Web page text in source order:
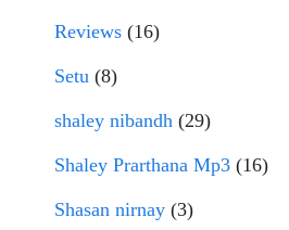
Reviews (16)
Setu (8)
shaley nibandh (29)
Shaley Prarthana Mp3 (16)
Shasan nirnay (3)